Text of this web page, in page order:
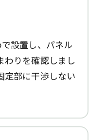
設置し、パネル
わりを確認しまし
定部に干渉しない